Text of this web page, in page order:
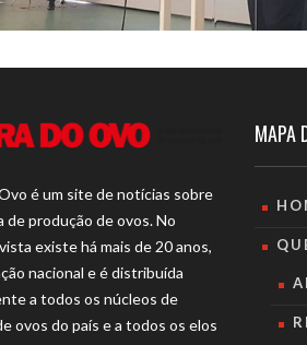
é um site de notícias sobre
de produção de ovos. No
existe há mais de 20 anos,
nacional e é distribuída
a todos os núcleos de
ovos do país e a todos os elos
MAPA